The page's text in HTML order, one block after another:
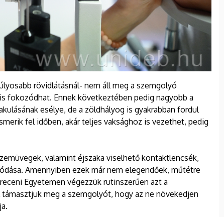
rövidlátásnál- nem áll meg a szemgolyó
fokozódhat. Ennek következtében pedig nagyobb a
esélye, de a zöldhályog is gyakrabban fordul
fel időben, akár teljes vaksághoz is vezethet, pedig
valamint éjszaka viselhető kontaktlencsék,
Amennyiben ezek már nem elegendőek, műtétre
Egyetemen végezzük rutinszerűen azt a
meg a szemgolyót, hogy az ne növekedjen